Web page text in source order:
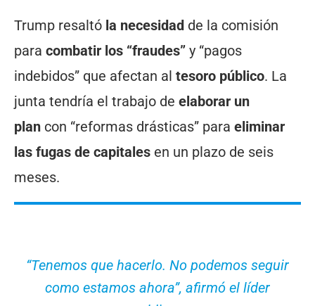
Trump resaltó la necesidad de la comisión
para combatir los “fraudes” y “pagos
indebidos” que afectan al tesoro público. La
junta tendría el trabajo de elaborar un
plan con “reformas drásticas” para eliminar
las fugas de capitales en un plazo de seis
meses.
“Tenemos que hacerlo. No podemos seguir
como estamos ahora”, afirmó el líder